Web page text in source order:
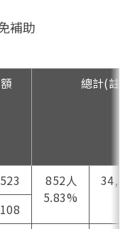
補助
總計(註)
852人
5.83%